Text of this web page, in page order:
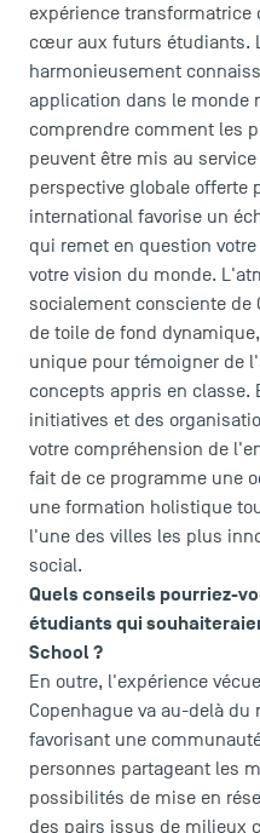
ACCÈS DIRECTS
Actualités
Agenda
Recrutement
Brochures
Logos et identité
Presse
FAQ
Contact
Plans et accès à TSM
expérience
cœur aux futurs étudiants.
harmonieusement
application dans le monde
comprendre comment les
peuvent être mis au
perspective globale offerte
international favorise un
qui remet en question
votre vision du monde.
socialement consciente de
de toile de fond
unique pour témoigner de
concepts appris en classe.
initiatives et des
votre compréhension de
fait de ce programme une
une formation holistique
l'une des villes les plus
social.
Quels conseils pourriez-
étudiants qui
School ?
En outre, l'expérience
Copenhague va au-delà
favorisant une
personnes partageant les
possibilités de mise en
des pairs issus de milieux